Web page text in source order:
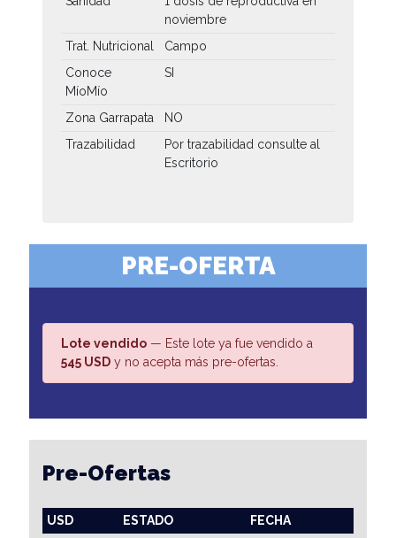
noviembre
Trat. Nutricional
Campo
Conoce
MíoMío
SI
Zona Garrapata
NO
Trazabilidad
Por trazabilidad consulte al
Escritorio
PRE-OFERTA
Lote vendido — Este lote ya fue vendido a
545 USD y no acepta más pre-ofertas.
Pre-Ofertas
USD ESTADO FECHA